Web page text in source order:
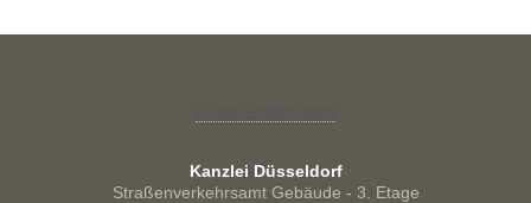
Kanzlei Düsseldorf
Straßenverkehrsamt Gebäude - 3. Etage